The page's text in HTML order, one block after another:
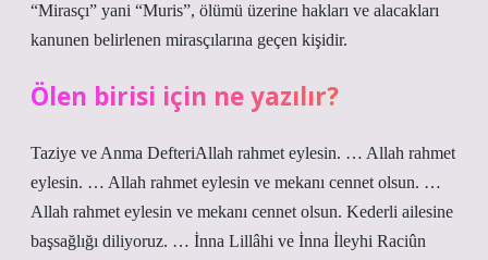
“Mirasçı” yani “Muris”, ölümü üzerine hakları ve alacakları
kanunen belirlenen mirasçılarına geçen kişidir.
Ölen birisi için ne yazılır?
Taziye ve Anma DefteriAllah rahmet eylesin. … Allah rahmet
eylesin. … Allah rahmet eylesin ve mekanı cennet olsun. …
Allah rahmet eylesin ve mekanı cennet olsun. Kederli ailesine
başsağlığı diliyoruz. … İnna Lillâhi ve İnna İleyhi Raciûn